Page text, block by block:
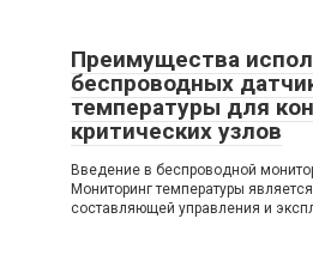
Преимущества
беспроводных
температуры для
критических узлов
Введение в беспроводной
Мониторинг температуры
составляющей управления и